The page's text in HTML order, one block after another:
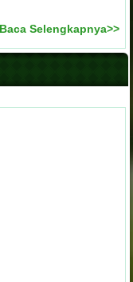
Selengkapnya>>